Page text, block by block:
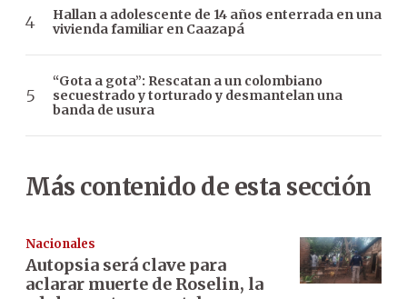
Hallan a adolescente de 14 años enterrada en una
vivienda familiar en Caazapá
“Gota a gota”: Rescatan a un colombiano
secuestrado y torturado y desmantelan una
banda de usura
Más contenido de esta sección
Nacionales
Autopsia será clave para
aclarar muerte de Roselin, la